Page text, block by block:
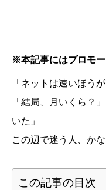
※本記事にはプロモ
「ネットは速いほう
「結局、月いくら？
いた」
この辺で迷う人、かな
この記事の目次